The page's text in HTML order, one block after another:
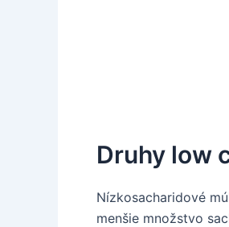
Druhy low
Nízkosacharidové
menšie množstvo